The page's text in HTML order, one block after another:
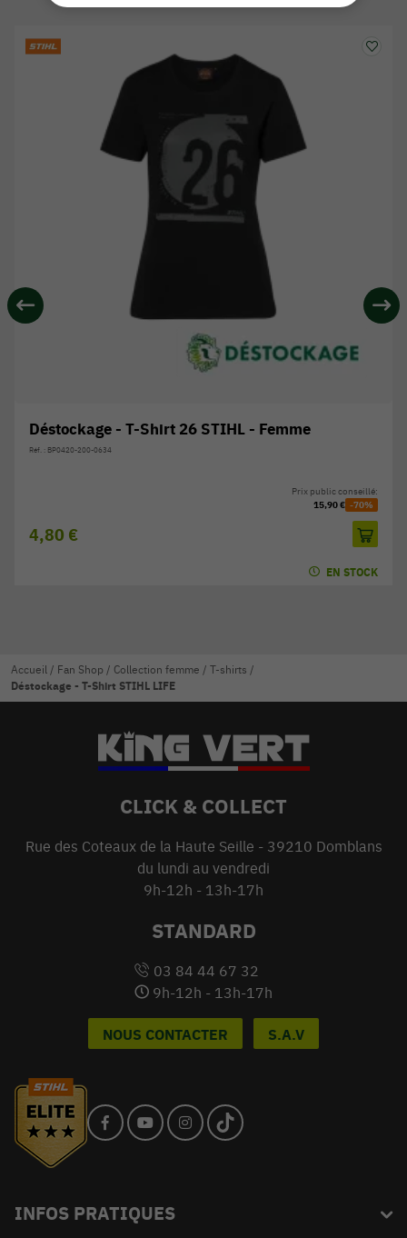
Déstockage - T-Shirt 26 STIHL - Femme
Réf. : BP0420-200-0634
4,80 €
Prix public conseillé:
15,90 € -70%
EN STOCK
Accueil / Fan Shop / Collection femme / T-shirts /
Déstockage - T-Shirt STIHL LIFE
CLICK & COLLECT
Rue des Coteaux de la Haute Seille - 39210 Domblans
du lundi au vendredi
9h-12h - 13h-17h
STANDARD
03 84 44 67 32
9h-12h - 13h-17h
NOUS CONTACTER S.A.V
INFOS PRATIQUES